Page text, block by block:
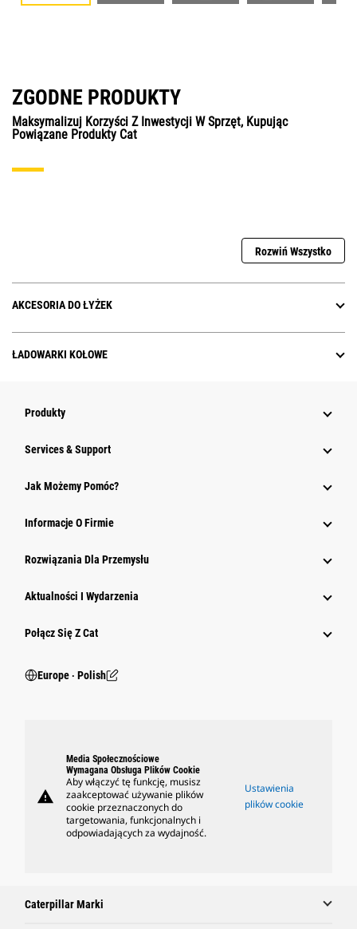
ZGODNE PRODUKTY
Maksymalizuj Korzyści Z Inwestycji W Sprzęt, Kupując
Powiązane Produkty Cat
Rozwiń Wszystko
AKCESORIA DO ŁYŻEK
ŁADOWARKI KOŁOWE
Produkty
Services & Support
Jak Możemy Pomóc?
Informacje O Firmie
Rozwiązania Dla Przemysłu
Aktualności I Wydarzenia
Połącz Się Z Cat
Europe ‧ Polish
warning
Media Społecznościowe
Wymagana Obsługa Plików Cookie
Aby włączyć tę funkcję, musisz
zaakceptować używanie plików
cookie przeznaczonych do
targetowania, funkcjonalnych i
odpowiadających za wydajność.
Ustawienia
plików cookie
Caterpillar Marki